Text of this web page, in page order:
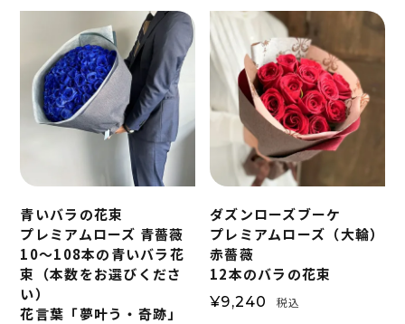
青いバラの花束
プレミアムローズ 青薔薇
10～108本の青いバラ花
束（本数をお選びくださ
い）
花言葉「夢叶う・奇跡」
ダズンローズブーケ
プレミアムローズ（大輪）
赤薔薇
12本のバラの花束
¥9,240 税込